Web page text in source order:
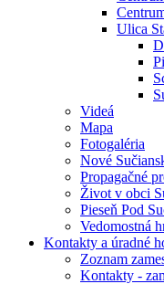
Ulica
Videá
Mapa
Fotogaléria
Nové
Propagačné
Život v obci
Pieseň Pod
Vedomostná
Kontakty a úradné
Zoznam
Kontakty -